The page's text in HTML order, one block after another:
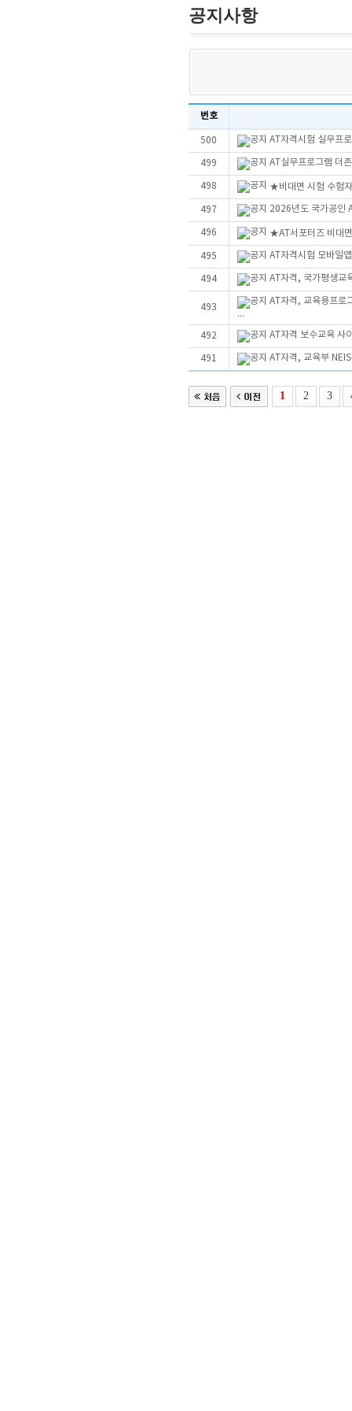
공지사항
번호
500 AT자격시험 실무프
499 AT실무프로그램 더
498 ★비대면 시험 수험
497 2026년도 국가공인
496 ★AT서포터즈 비대
495 AT자격시험 모바일
494 AT자격, 국가평생교
493
AT자격, 교육용프로
...
492 AT자격 보수교육 사
491 AT자격, 교육부
1 2 3